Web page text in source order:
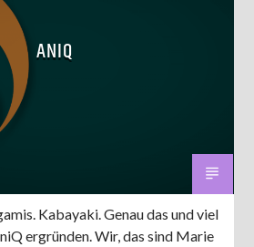
ANIQ
Kabayaki. Genau das und viel
ergründen. Wir, das sind Marie